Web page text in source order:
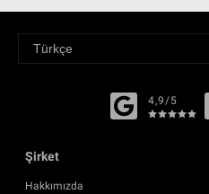
4,9/5
Şirket
Hakkımızda